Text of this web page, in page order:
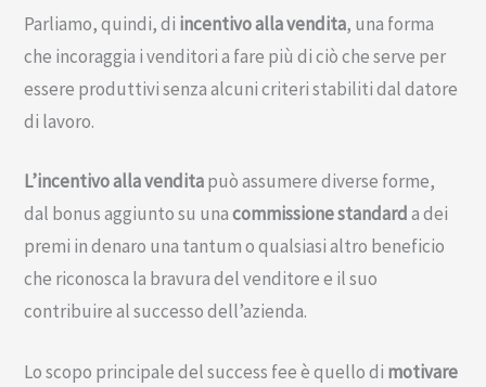
Parliamo, quindi, di incentivo alla vendita, una forma
che incoraggia i venditori a fare più di ciò che serve per
essere produttivi senza alcuni criteri stabiliti dal datore
di lavoro.
L’incentivo alla venditapuò assumere diverse forme,
dal bonus aggiunto su unacommissione standarda dei
premi in denaro una tantum o qualsiasi altro beneficio
che riconosca la bravura del venditore e il suo
contribuire al successo dell’azienda.
Lo scopo principale del success fee è quello di motivare